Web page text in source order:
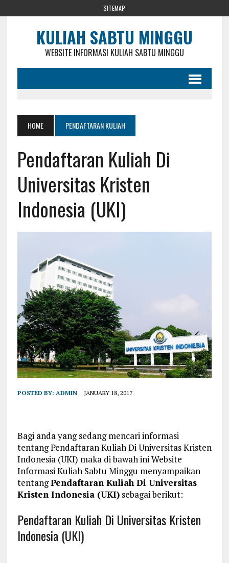
SITEMAP
KULIAH SABTU MINGGU
WEBSITE INFORMASI KULIAH SABTU MINGGU
HOME PENDAFTARAN KULIAH
Pendaftaran Kuliah Di
Universitas Kristen
Indonesia (UKI)
POSTED BY: ADMIN JANUARY 18, 2017
Bagi anda yang sedang mencari informasi
tentang Pendaftaran Kuliah Di Universitas Kristen
Indonesia (UKI) maka di bawah ini Website
Informasi Kuliah Sabtu Minggu menyampaikan
tentangPendaftaran Kuliah Di Universitas
Kristen Indonesia (UKI)sebagai berikut:
Pendaftaran Kuliah Di Universitas Kristen
Indonesia (UKI)